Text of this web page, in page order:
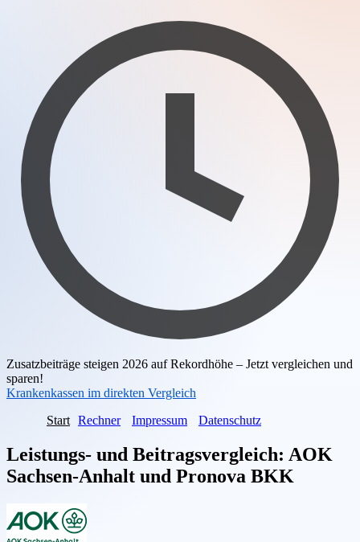
Zusatzbeiträge steigen 2026 auf Rekordhöhe – Jetzt vergleichen und
sparen!
Krankenkassen im direkten Vergleich
Start Rechner Impressum Datenschutz
Leistungs- und Beitragsvergleich: AOK
Sachsen-Anhalt und Pronova BKK